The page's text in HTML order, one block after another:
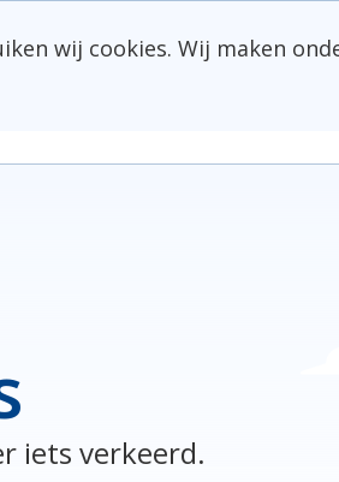
iets verkeerd.
wij cookies. Wij maken